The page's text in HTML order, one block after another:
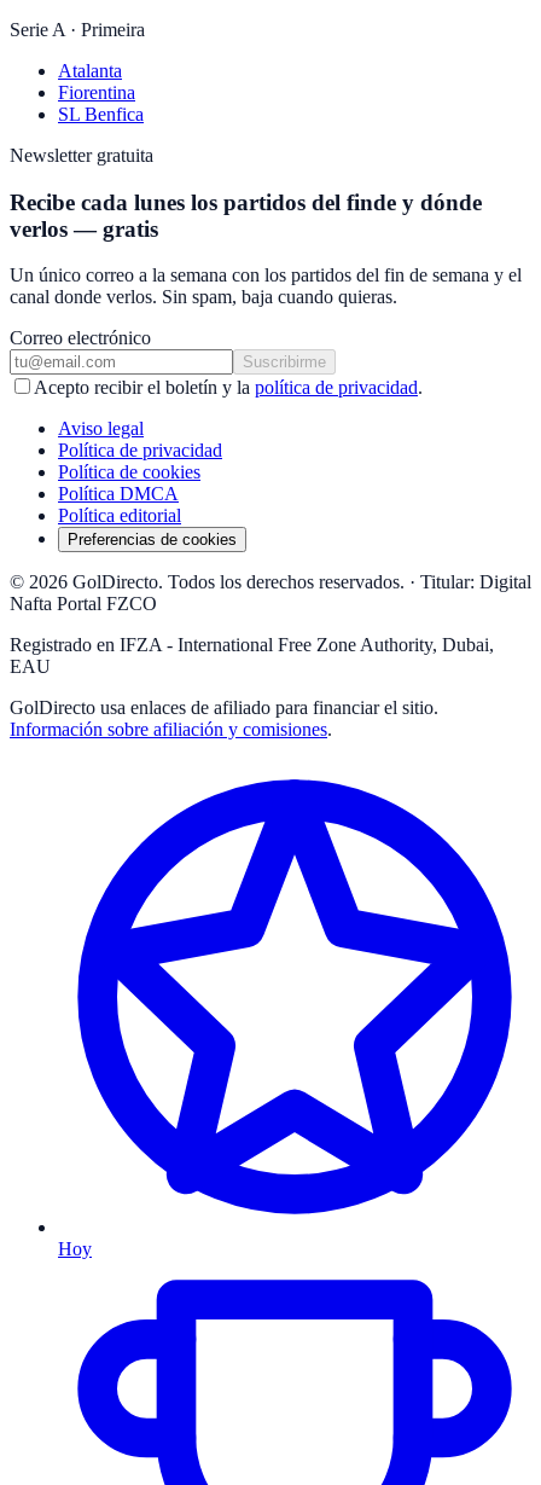
Serie A · Primeira
Atalanta
Fiorentina
SL Benfica
Newsletter gratuita
Recibe cada lunes los partidos del finde y dónde
verlos — gratis
Un único correo a la semana con los partidos del fin de semana y el
canal donde verlos. Sin spam, baja cuando quieras.
Correo electrónico
Suscribirme
Acepto recibir el boletín y la política de privacidad.
Aviso legal
Política de privacidad
Política de cookies
Política DMCA
Política editorial
Preferencias de cookies
© 2026 GolDirecto. Todos los derechos reservados. · Titular: Digital
Nafta Portal FZCO
Registrado en IFZA - International Free Zone Authority, Dubai,
EAU
GolDirecto usa enlaces de afiliado para financiar el sitio.
Información sobre afiliación y comisiones.
Hoy